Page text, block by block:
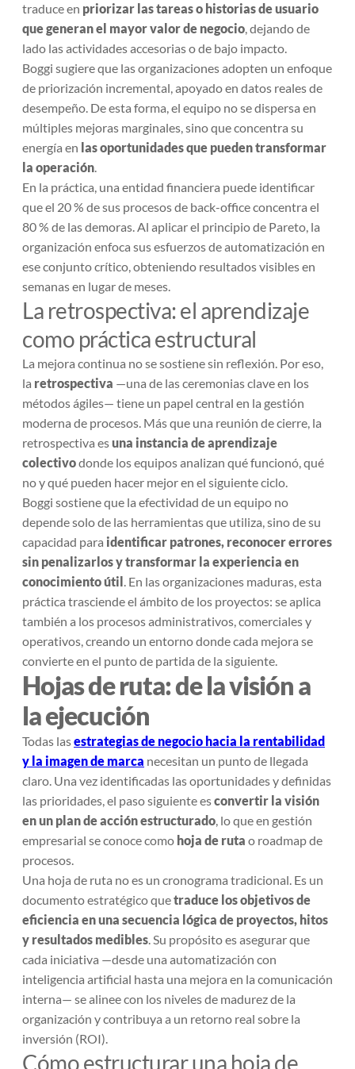
traduce en priorizar las tareas o historias de usuario
que generan el mayor valor de negocio, dejando de
lado las actividades accesorias o de bajo impacto.
Boggi sugiere que las organizaciones adopten un enfoque
de priorización incremental, apoyado en datos reales de
desempeño. De esta forma, el equipo no se dispersa en
múltiples mejoras marginales, sino que concentra su
energía en las oportunidades que pueden transformar
la operación.
En la práctica, una entidad financiera puede identificar
que el 20 % de sus procesos de back-office concentra el
80 % de las demoras. Al aplicar el principio de Pareto, la
organización enfoca sus esfuerzos de automatización en
ese conjunto crítico, obteniendo resultados visibles en
semanas en lugar de meses.
La retrospectiva: el aprendizaje
como práctica estructural
La mejora continua no se sostiene sin reflexión. Por eso,
la retrospectiva —una de las ceremonias clave en los
métodos ágiles— tiene un papel central en la gestión
moderna de procesos. Más que una reunión de cierre, la
retrospectiva esuna instancia de aprendizaje
colectivodonde los equipos analizan qué funcionó, qué
no y qué pueden hacer mejor en el siguiente ciclo.
Boggi sostiene que la efectividad de un equipo no
depende solo de las herramientas que utiliza, sino de su
capacidad para identificar patrones, reconocer errores
sin penalizarlos y transformar la experiencia en
conocimiento útil. En las organizaciones maduras, esta
práctica trasciende el ámbito de los proyectos: se aplica
también a los procesos administrativos, comerciales y
operativos, creando un entorno donde cada mejora se
convierte en el punto de partida de la siguiente.
Hojas de ruta: de la visión a
la ejecución
Todas lasestrategias de negocio hacia la rentabilidad
y la imagen de marca necesitan un punto de llegada
claro. Una vez identificadas las oportunidades y definidas
las prioridades, el paso siguiente esconvertir la visión
en un plan de acción estructurado, lo que en gestión
empresarial se conoce como hoja de ruta o roadmap de
procesos.
Una hoja de ruta no es un cronograma tradicional. Es un
documento estratégico quetraduce los objetivos de
eficiencia en una secuencia lógica de proyectos, hitos
y resultados medibles. Su propósito es asegurar que
cada iniciativa —desde una automatización con
inteligencia artificial hasta una mejora en la comunicación
interna— se alinee con los niveles de madurez de la
organización y contribuya a un retorno real sobre la
inversión (ROI).
Cómo estructurar una hoja de